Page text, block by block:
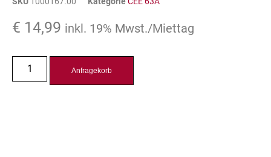
€ 14,99 inkl. 19% Mwst./Miettag
Anfragekorb